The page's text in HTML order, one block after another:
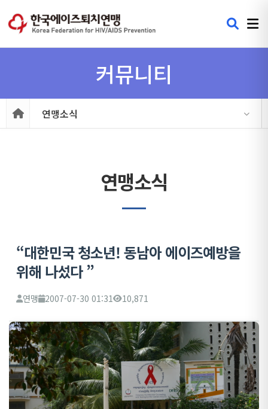
커뮤니티
연맹소식
연맹소식
“대한민국 청소년! 동남아 에이즈예방을
위해 나섰다 ”
연맹 2007-07-30 01:31 10,871